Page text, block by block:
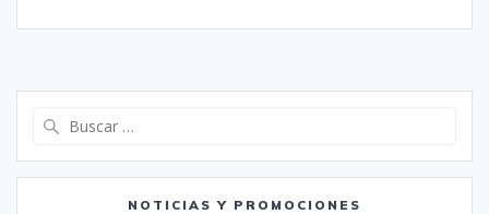
NOTICIAS Y PROMOCIONES